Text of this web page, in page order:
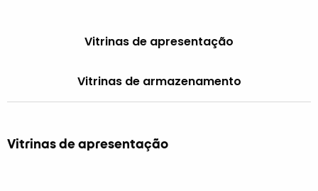
Vitrinas de apresentação
Vitrinas de armazenamento
Vitrinas de apresentação